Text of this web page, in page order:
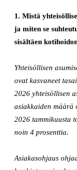
1. Mistä
ja miten se
sisältäen
Yhteisöllisen
ovat kasvaneet
2026 yhteisöllisen
asiakkaiden määrä
2026 tammikuusta
noin 4 prosenttia.
Asiakasohjaus